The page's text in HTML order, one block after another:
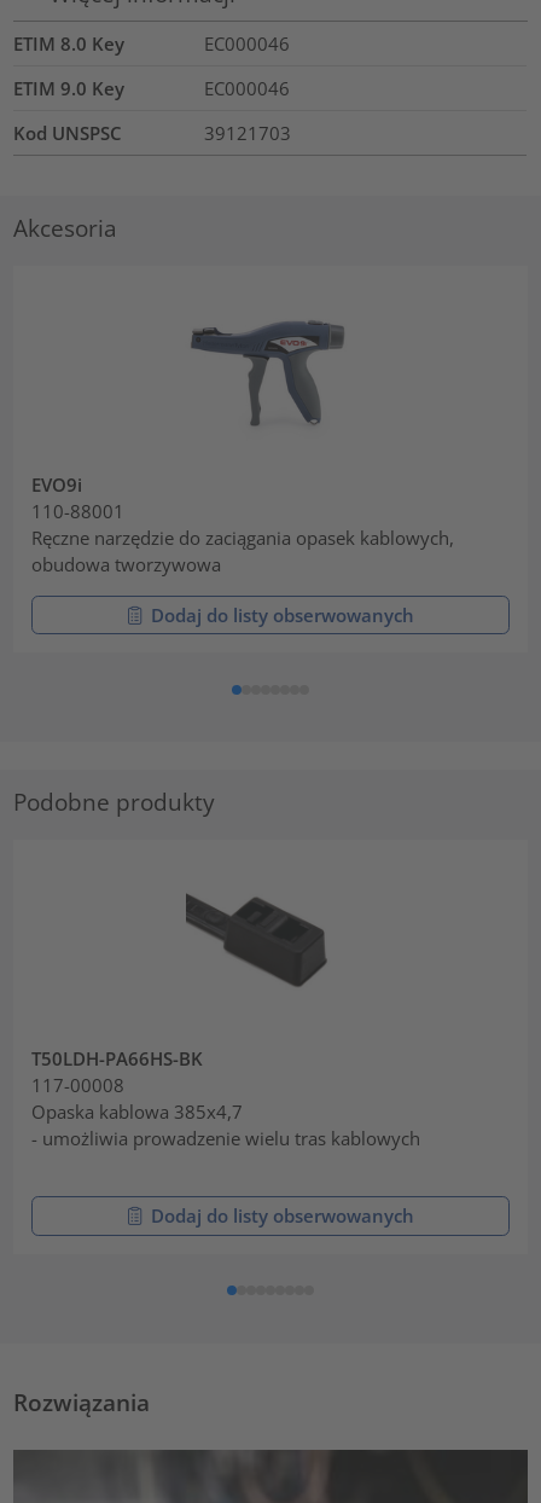
ETIM 8.0 Key
EC000046
ETIM 9.0 Key
EC000046
Kod UNSPSC
39121703
Akcesoria
EVO9i
110-88001
Ręczne narzędzie do zaciągania opasek kablowych,
obudowa tworzywowa
Dodaj do listy obserwowanych
Podobne produkty
T50LDH-PA66HS-BK
117-00008
Opaska kablowa 385x4,7
- umożliwia prowadzenie wielu tras kablowych
Dodaj do listy obserwowanych
Rozwiązania